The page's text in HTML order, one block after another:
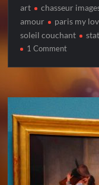
art chasseur
amour
paris my
soleil couchant
1 Commenton
D’IMAGES
–
Octobre